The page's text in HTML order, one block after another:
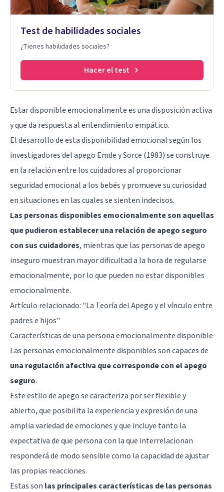
Test de habilidades sociales
¿Tienes habilidades sociales?
Hacer el test
Estar disponible emocionalmente es una disposición activa
y que da respuesta al entendimiento empático.
El desarrollo de esta disponibilidad emocional según los
investigadores del apego Emde y Sorce (1983) se construye
en la relación entre los cuidadores al proporcionar
seguridad emocional a los bebés y promueve su curiosidad
en situaciones en las cuales se sienten indecisos.
Las personas disponibles emocionalmente son aquellas
que pudieron establecer una relación de apego seguro
con sus cuidadores, mientras que las personas de apego
inseguro muestran mayor dificultad a la hora de regularse
emocionalmente, por lo que pueden no estar disponibles
emocionalmente.
Artículo relacionado: "La Teoría del Apego y el vínculo entre
padres e hijos"
Características de una persona emocionalmente disponible
Las personas emocionalmente disponibles son capaces de
una regulación afectiva que corresponde con el apego
seguro.
Este estilo de apego se caracteriza por ser flexible y
abierto, que posibilita la experiencia y expresión de una
amplia variedad de emociones y que incluye tanto la
expectativa de que persona con la que interrelacionan
responderá de modo sensible como la capacidad de ajustar
las propias reacciones.
Estas son las principales características de las personas